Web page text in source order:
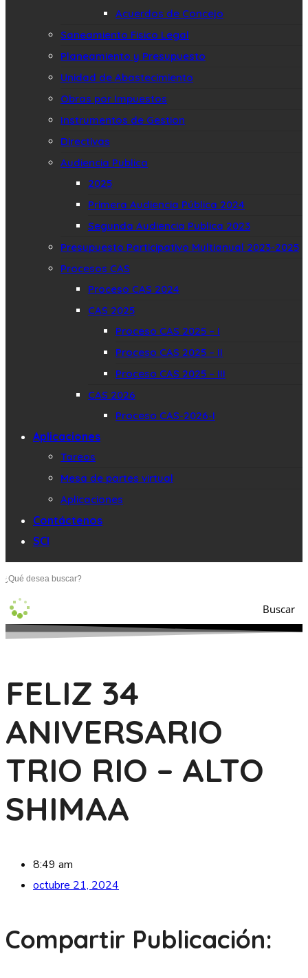
Acuerdos de Concejo
Saneamiento Fisico Legal
Planeamiento y Presupuesto
Unidad de Abastecimiento
Obras por Impuestos
Instrumentos de Gestion
Directivas
Audiencia Publica
2025
Primera Audiencia Pública 2024
Segunda Audiencia Publica 2023
Presupuesto Participativo Multianual 2023-2025
Procesos CAS
Proceso CAS 2024
CAS 2025
Proceso CAS 2025 – I
Proceso CAS 2025 – II
Proceso CAS 2025 – III
CAS 2026
Proceso CAS-2026-I
Aplicaciones
Tareos
Mesa de partes virtual
Aplicaciones
Contáctenos
SCI
Buscar
FELIZ 34
ANIVERSARIO
TRIO RIO – ALTO
SHIMAA
8:49 am
octubre 21, 2024
Compartir Publicación: